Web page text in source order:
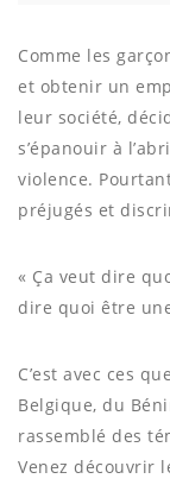
Comme les
et obtenir un
leur société,
s’épanouir à
violence.
préjugés et
« Ça veut dire
dire quoi être
C’est avec ces
Belgique, du
rassemblé des
Venez découvrir